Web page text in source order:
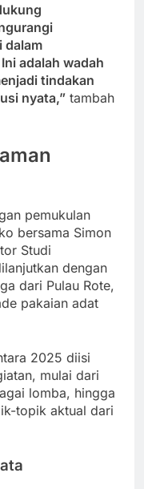
dalam
adalah wadah
tindakan
nyata,” tambah
pemukulan
bersama Simon
Studi
dengan
dari Pulau Rote,
pakaian adat
2025 diisi
mulai dari
lomba, hingga
topik aktual dari